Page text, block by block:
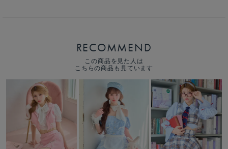
RECOMMEND
この商品を見た人は
こちらの商品も見ています